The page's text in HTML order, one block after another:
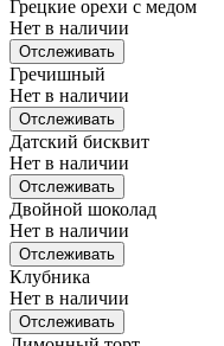
Грецкие орехи с медом
Нет в наличии
Отслеживать
Гречишный
Нет в наличии
Отслеживать
Датский бисквит
Нет в наличии
Отслеживать
Двойной шоколад
Нет в наличии
Отслеживать
Клубника
Нет в наличии
Отслеживать